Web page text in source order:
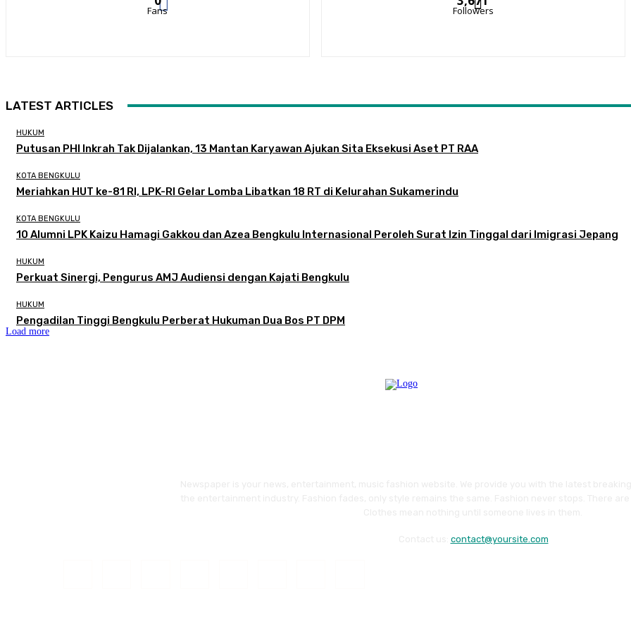
Fans Followers
LATEST ARTICLES
HUKUM
Putusan PHI Inkrah Tak Dijalankan, 13 Mantan Karyawan Ajukan Sita Eksekusi Aset PT RAA
KOTA BENGKULU
Meriahkan HUT ke-81 RI, LPK-RI Gelar Lomba Libatkan 18 RT di Kelurahan Sukamerindu
KOTA BENGKULU
‎10 Alumni LPK Kaizu Hamagi Gakkou dan Azea Bengkulu Internasional Peroleh Surat Izin Tinggal dari Imigrasi Jepang
HUKUM
Perkuat Sinergi, Pengurus AMJ Audiensi dengan Kajati Bengkulu
HUKUM
Pengadilan Tinggi Bengkulu Perberat Hukuman Dua Bos PT DPM
Load more
contact@yoursite.com